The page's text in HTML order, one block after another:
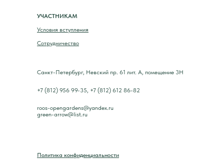
УЧАСТНИКАМ
Условия вступления
Сотрудничество
Санкт-Петербург, Невский пр. 61 лит. А, помещение 3Н
Политика конфиденциальности
+7 (812) 956 99-35, +7 (812) 612 86-82
roos-opengardens@yandex.ru
green-arrow@list.ru